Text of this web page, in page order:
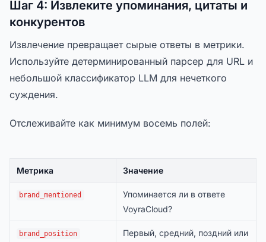
Шаг 4: Извлеките упоминания, цитаты и
конкурентов
Извлечение превращает сырые ответы в метрики.
Используйте детерминированный парсер для URL и
небольшой классификатор LLM для нечеткого
суждения.
Отслеживайте как минимум восемь полей:
Метрика Значение
brand_mentioned
Упоминается ли в ответе
VoyraCloud?
brand_position
Первый, средний, поздний или